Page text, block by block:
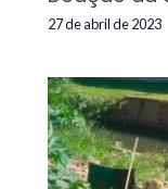
27 de abril de 2023